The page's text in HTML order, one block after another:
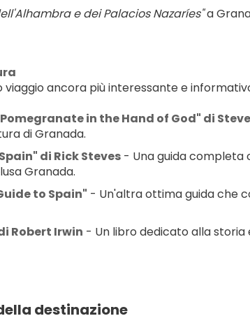
e dei Palacios Nazaríes" a
viaggio ancora più interessante e
in the Hand of God" di
di Granada.
di Rick Steves - Una guida completa
Granada.
to Spain" - Un'altra ottima guida che
Robert Irwin - Un libro dedicato alla
destinazione